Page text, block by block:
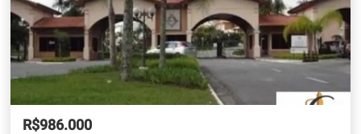
R$986.000